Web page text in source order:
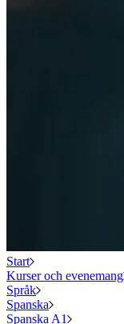
Start
Kurser och evenemang
Språk
Spanska
Spanska A1